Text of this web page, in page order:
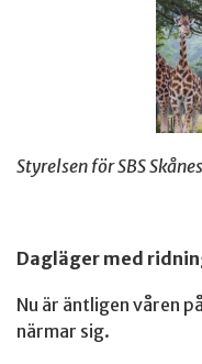
Styrelsen för SBS
Dagläger med
Nu är äntligen våren
närmar sig.